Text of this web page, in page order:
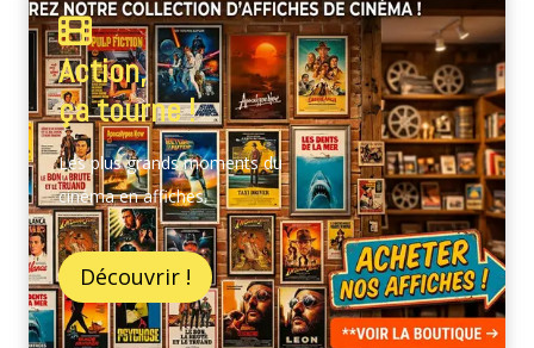
Action,
ça tourne !
Les plus grands moments du
cinéma en affiches.
Découvrir !